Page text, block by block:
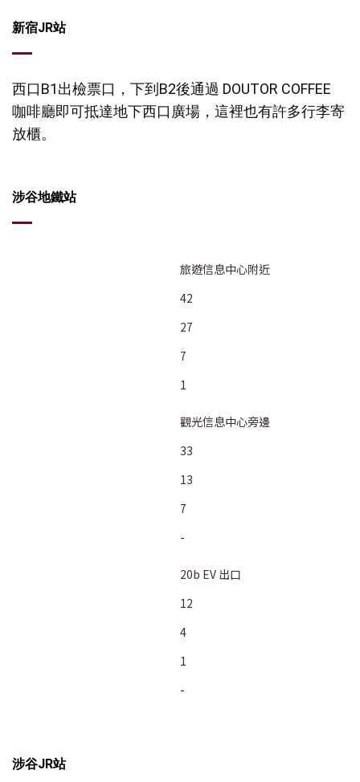
新宿JR站
西口B1出檢票口，下到B2後通過 DOUTOR COFFEE
咖啡廳即可抵達地下西口廣場，這裡也有許多行李寄
放櫃。
涉谷地鐵站
旅遊信息中心附近
42
27
7
1
觀光信息中心旁邊
33
13
7
-
20b EV 出口
12
4
1
-
涉谷JR站